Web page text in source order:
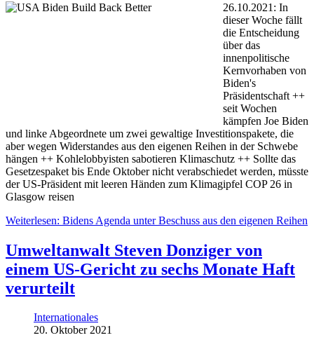
26.10.2021: In
dieser Woche fällt
die Entscheidung
über das
innenpolitische
Kernvorhaben von
Biden's
Präsidentschaft ++
seit Wochen
kämpfen Joe Biden
und linke Abgeordnete um zwei gewaltige Investitionspakete, die
aber wegen Widerstandes aus den eigenen Reihen in der Schwebe
hängen ++ Kohlelobbyisten sabotieren Klimaschutz ++ Sollte das
Gesetzespaket bis Ende Oktober nicht verabschiedet werden, müsste
der US-Präsident mit leeren Händen zum Klimagipfel COP 26 in
Glasgow reisen
Weiterlesen: Bidens Agenda unter Beschuss aus den eigenen Reihen
Umweltanwalt Steven Donziger von
einem US-Gericht zu sechs Monate Haft
verurteilt
Internationales
20. Oktober 2021